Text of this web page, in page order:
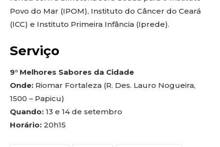
Povo do Mar (IPOM), Instituto do Câncer do Ceará
(ICC) e Instituto Primeira Infância (Iprede).
Serviço
9° Melhores Sabores da Cidade
Onde: Riomar Fortaleza (R. Des. Lauro Nogueira,
1500 – Papicu)
Quando: 13 e 14 de setembro
Horário: 20h15